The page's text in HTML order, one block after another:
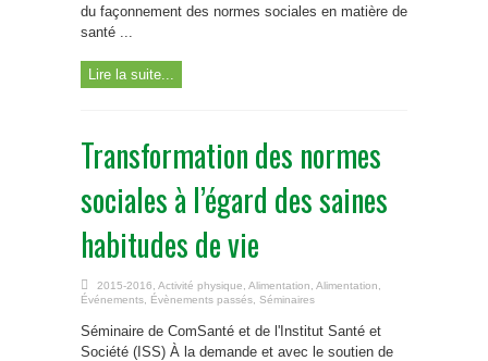
du façonnement des normes sociales en matière de
santé ...
Lire la suite...
Transformation des normes
sociales à l’égard des saines
habitudes de vie
2015-2016 Activité physique Alimentation Alimentation
Événements
Évènements passés Séminaires
Séminaire de ComSanté et de l'Institut Santé et
Société (ISS) À la demande et avec le soutien de